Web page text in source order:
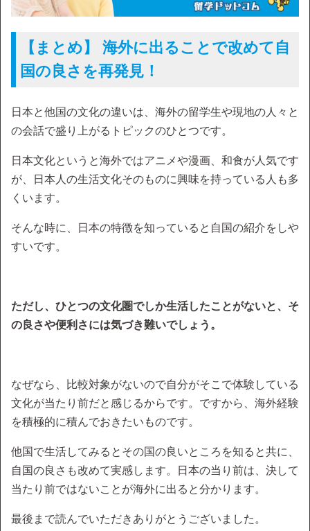
【まとめ】 海外に出ることで改めて自
国の良さを再発見！
日本と他国の文化の違いは、海外の留学生や現地の人々と
の会話で盛り上がるトピックのひとつです。
日本文化というと海外ではアニメや漫画、和食が人気です
が、日本人の生活文化そのものに興味を持っている人も多
くいます。
そんな時に、日本の特徴を知っていると自国の紹介をしや
すいです。
ただし、ひとつの文化圏でしか生活したことがないと、そ
の良さや便利さには気づき難いでしょう。
なぜなら、比較対象がないので自分がそこで体験している
文化が当たり前だと感じるからです。ですから、海外経験
を積極的に積んでおきたいものです。
他国で生活してみるとその国の良いところを知ると共に、
自国の良さも改めて実感します。日本の当り前は、決して
当たり前ではないことが海外に出ると分かります。
最後まで読んでいただきありがとうございました。